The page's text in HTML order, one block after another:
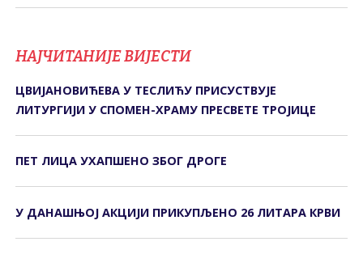
НАЈЧИТАНИЈЕ ВИЈЕСТИ
ЦВИЈАНОВИЋЕВА У ТЕСЛИЋУ ПРИСУСТВУЈЕ
ЛИТУРГИЈИ У СПОМЕН-ХРАМУ ПРЕСВЕТЕ ТРОЈИЦЕ
ПЕТ ЛИЦА УХАПШЕНО ЗБОГ ДРОГЕ
У ДАНАШЊОЈ АКЦИЈИ ПРИКУПЉЕНО 26 ЛИТАРА КРВИ